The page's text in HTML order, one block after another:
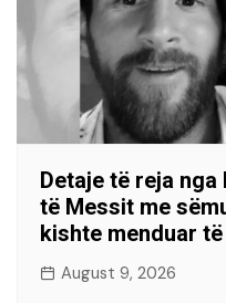
Detaje të reja
të Messit me
kishte menduar
August 9, 2026